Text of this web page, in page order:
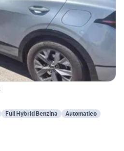
Full Hybrid Benzina
Automatico